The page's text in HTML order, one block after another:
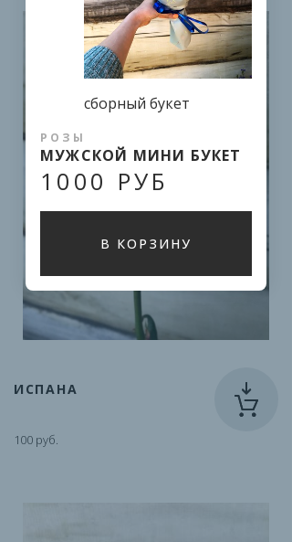
ИСПАНА
100 руб.
сборный букет
РОЗЫ
МУЖСКОЙ МИНИ БУКЕТ
1000 РУБ
В КОРЗИНУ